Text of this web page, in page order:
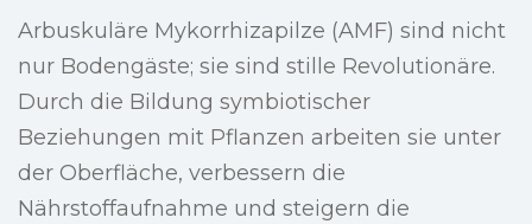
Arbuskuläre Mykorrhizapilze (AMF) sind nicht
nur Bodengäste; sie sind stille Revolutionäre.
Durch die Bildung symbiotischer
Beziehungen mit Pflanzen arbeiten sie unter
der Oberfläche, verbessern die
Nährstoffaufnahme und steigern die